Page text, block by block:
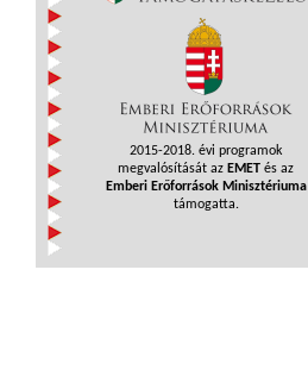
2015-2018. évi programok
megvalósítását az EMET és az
Emberi Erőforrások Minisztériuma
támogatta.